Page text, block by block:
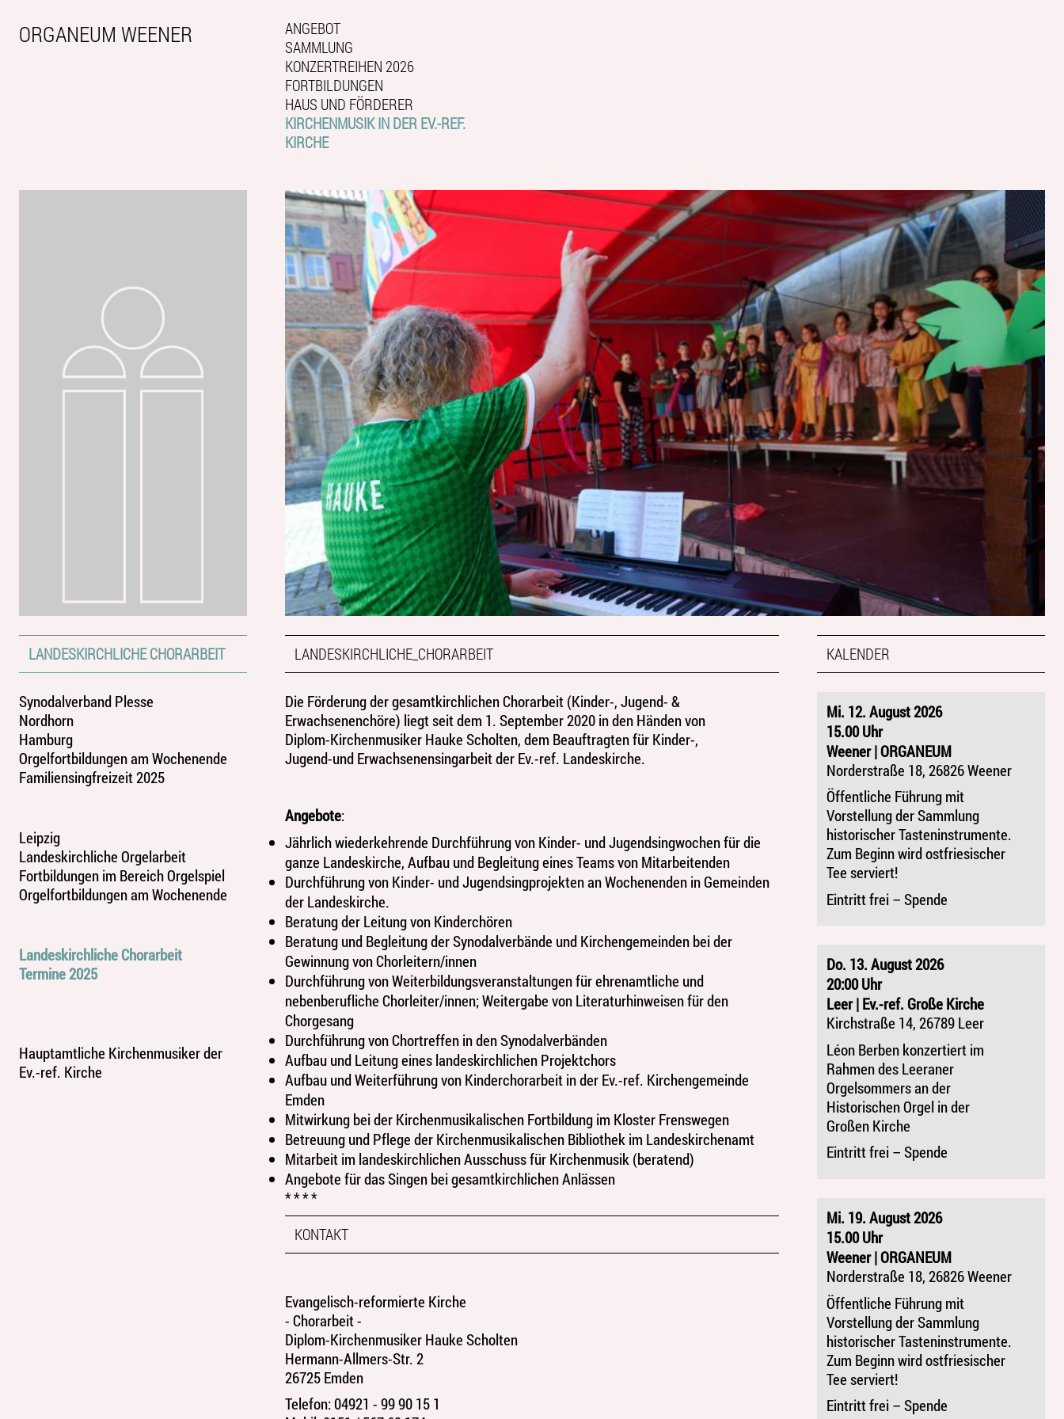
ORGANEUM WEENER
ANGEBOT
SAMMLUNG
KONZERTREIHEN 2026
FORTBILDUNGEN
HAUS UND FÖRDERER
KIRCHENMUSIK IN DER EV.-REF.
KIRCHE
LANDESKIRCHLICHE CHORARBEIT
Synodalverband Plesse
Nordhorn
Hamburg
Orgelfortbildungen am Wochenende
Familiensingfreizeit 2025
Leipzig
Landeskirchliche Orgelarbeit
Fortbildungen im Bereich Orgelspiel
Orgelfortbildungen am Wochenende
Landeskirchliche Chorarbeit
Termine 2025
Hauptamtliche Kirchenmusiker der
Ev.-ref. Kirche
LANDESKIRCHLICHE_CHORARBEIT
Die Förderung der gesamtkirchlichen Chorarbeit (Kinder-, Jugend- &
Erwachsenenchöre) liegt seit dem 1. September 2020 in den Händen von
Diplom-Kirchenmusiker Hauke Scholten, dem Beauftragten für Kinder-,
Jugend-und Erwachsenensingarbeit der Ev.-ref. Landeskirche.
Angebote:
Jährlich wiederkehrende Durchführung von Kinder- und Jugendsingwochen für die
ganze Landeskirche, Aufbau und Begleitung eines Teams von Mitarbeitenden
Durchführung von Kinder- und Jugendsingprojekten an Wochenenden in Gemeinden
der Landeskirche.
Beratung der Leitung von Kinderchören
Beratung und Begleitung der Synodalverbände und Kirchengemeinden bei der
Gewinnung von Chorleitern/innen
Durchführung von Weiterbildungsveranstaltungen für ehrenamtliche und
nebenberufliche Chorleiter/innen; Weitergabe von Literaturhinweisen für den
Chorgesang
Durchführung von Chortreffen in den Synodalverbänden
Aufbau und Leitung eines landeskirchlichen Projektchors
Aufbau und Weiterführung von Kinderchorarbeit in der Ev.-ref. Kirchengemeinde
Emden
Mitwirkung bei der Kirchenmusikalischen Fortbildung im Kloster Frenswegen
Betreuung und Pflege der Kirchenmusikalischen Bibliothek im Landeskirchenamt
Mitarbeit im landeskirchlichen Ausschuss für Kirchenmusik (beratend)
Angebote für das Singen bei gesamtkirchlichen Anlässen
* * * *
KONTAKT
Evangelisch-reformierte Kirche
- Chorarbeit -
Diplom-Kirchenmusiker Hauke Scholten
Hermann-Allmers-Str. 2
26725 Emden
Telefon: 04921 - 99 90 15 1
KALENDER
Mi. 12. August 2026
15.00 Uhr
Weener | ORGANEUM
Norderstraße 18, 26826 Weener
Öffentliche Führung mit
Vorstellung der Sammlung
historischer Tasteninstrumente.
Zum Beginn wird ostfriesischer
Tee serviert!
Eintritt frei – Spende
Do. 13. August 2026
20:00 Uhr
Leer | Ev.-ref. Große Kirche
Kirchstraße 14, 26789 Leer
Léon Berben konzertiert im
Rahmen des Leeraner
Orgelsommers an der
Historischen Orgel in der
Großen Kirche
Eintritt frei – Spende
Mi. 19. August 2026
15.00 Uhr
Weener | ORGANEUM
Norderstraße 18, 26826 Weener
Öffentliche Führung mit
Vorstellung der Sammlung
historischer Tasteninstrumente.
Zum Beginn wird ostfriesischer
Tee serviert!
Eintritt frei – Spende